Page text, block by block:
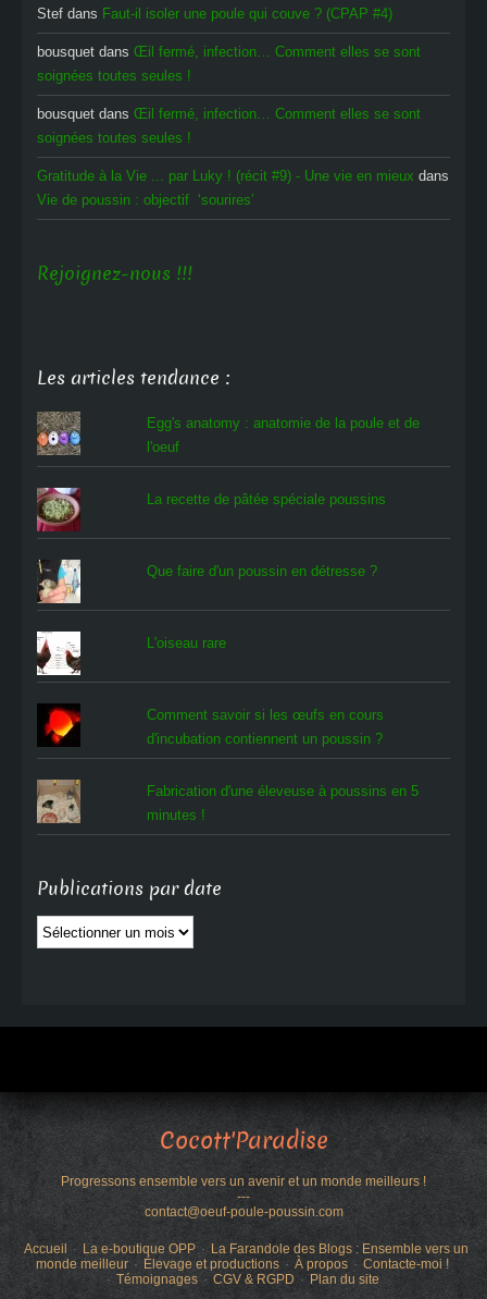
Stef dans Faut-il isoler une poule qui couve ? (CPAP #4)
bousquet dans Œil fermé, infection… Comment elles se sont
soignées toutes seules !
bousquet dans Œil fermé, infection… Comment elles se sont
soignées toutes seules !
Gratitude à la Vie ... par Luky ! (récit #9) - Une vie en mieux dans
Vie de poussin : objectif ‘sourires’
Rejoignez-nous !!!
Les articles tendance :
Egg's anatomy : anatomie de la poule et de
l'oeuf
La recette de pâtée spéciale poussins
Que faire d'un poussin en détresse ?
L'oiseau rare
Comment savoir si les œufs en cours
d'incubation contiennent un poussin ?
Fabrication d'une éleveuse à poussins en 5
minutes !
Publications par date
Publications
par
Cocott'Paradise
Progressons ensemble vers un avenir et un monde meilleurs !
---
contact@oeuf-poule-poussin.com
Accueil La e-boutique OPP
La Farandole des Blogs : Ensemble vers un
monde meilleur
Élevage et productions À propos
Contacte-moi !
Témoignages
CGV & RGPD Plan du site